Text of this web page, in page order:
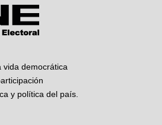
vida democrática
y política del país.